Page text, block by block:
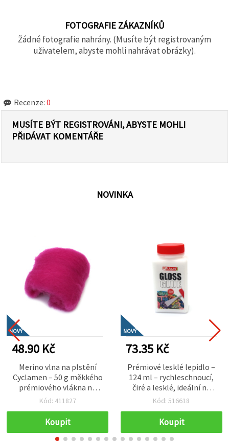
FOTOGRAFIE ZÁKAZNÍKŮ
Žádné fotografie nahrány. (Musíte být registrovaným
uživatelem, abyste mohli nahrávat obrázky).
Recenze: 0
MUSÍTE BÝT REGISTROVÁNI, ABYSTE MOHLI
PŘIDÁVAT KOMENTÁŘE
NOVINKA
NOVÝ
48.90 Kč
Merino vlna na plstění
Cyclamen – 50 g měkkého
prémiového vlákna na
filcování, kreativní
Kód: 411827
Koupit
NOVÝ
73.35 Kč
Prémiové lesklé lepidlo –
124 ml – rychleschnoucí,
čiré a lesklé, ideální na
decoupage, papírové
dekorativní hobby
projekty
Kód: 516618
Koupit